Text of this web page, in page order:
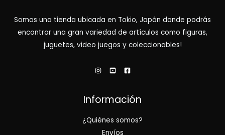
Somos una tienda ubicada en Tokio, Japón donde podrás
encontrar una gran variedad de artículos como figuras,
juguetes, video juegos y coleccionables!
Información
¿Quiénes somos?
Envíos